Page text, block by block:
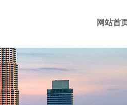
网站首